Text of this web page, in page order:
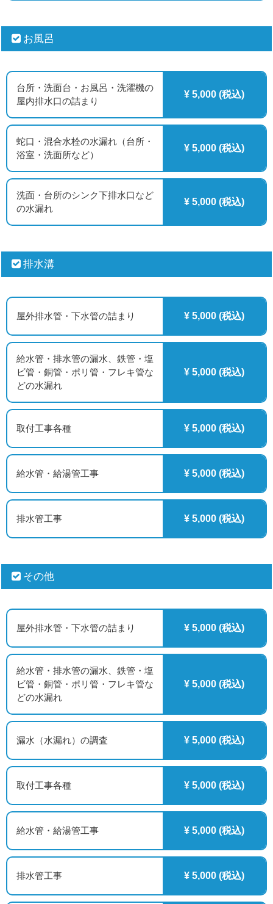
お風呂
台所・洗面台・お風呂・洗濯機の
屋内排水口の詰まり
¥ 5,000 (税込)
蛇口・混合水栓の水漏れ（台所・
浴室・洗面所など）
¥ 5,000 (税込)
洗面・台所のシンク下排水口など
の水漏れ
¥ 5,000 (税込)
排水溝
屋外排水管・下水管の詰まり ¥ 5,000 (税込)
給水管・排水管の漏水、鉄管・塩
ビ管・銅管・ポリ管・フレキ管な
どの水漏れ
¥ 5,000 (税込)
取付工事各種 ¥ 5,000 (税込)
給水管・給湯管工事 ¥ 5,000 (税込)
排水管工事 ¥ 5,000 (税込)
その他
屋外排水管・下水管の詰まり ¥ 5,000 (税込)
給水管・排水管の漏水、鉄管・塩
ビ管・銅管・ポリ管・フレキ管な
どの水漏れ
¥ 5,000 (税込)
漏水（水漏れ）の調査 ¥ 5,000 (税込)
取付工事各種 ¥ 5,000 (税込)
給水管・給湯管工事 ¥ 5,000 (税込)
排水管工事 ¥ 5,000 (税込)